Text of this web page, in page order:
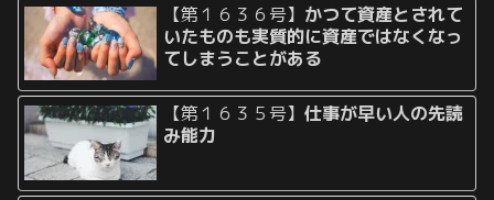
【第１６３６号】 かつて資産とされて
いたものも実質的に資産ではなくなっ
てしまうことがある
【第１６３５号】仕事が早い人の先読
み能力